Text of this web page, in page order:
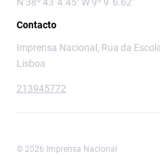
N 38º 43' 4.45" W 9º 9' 6.62"
Contacto
Imprensa Nacional, Rua da
Lisboa
213945772
© 2026 Imprensa Nacional